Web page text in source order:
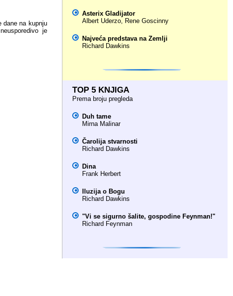
dane na kupnju
je
Asterix Gladijator
Albert Uderzo, Rene Goscinny
Najveća predstava na Zemlji
Richard Dawkins
TOP 5 KNJIGA
Prema broju pregleda
Duh tame
Mirna Malinar
Čarolija stvarnosti
Richard Dawkins
Dina
Frank Herbert
Iluzija o Bogu
Richard Dawkins
"Vi se sigurno šalite, gospodine Feynman!"
Richard Feynman